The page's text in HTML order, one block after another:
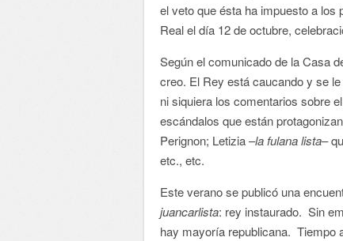
el veto que ésta ha impuesto a los
Real el día 12 de octubre,
Según el comunicado de la Casa
creo. El Rey está caucando y se
ni siquiera los comentarios sobre
escándalos que están
Perignon; Letizia –la fulana lista–
etc., etc.
Este verano se publicó una
juancarlista: rey instaurado. Sin
hay mayoría republicana. Tiempo